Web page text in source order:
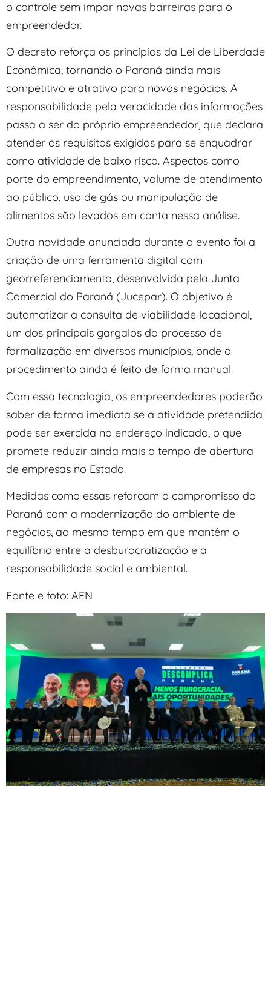
o controle sem impor novas barreiras para o
empreendedor.
O decreto reforça os princípios da Lei de Liberdade
Econômica, tornando o Paraná ainda mais
competitivo e atrativo para novos negócios. A
responsabilidade pela veracidade das informações
passa a ser do próprio empreendedor, que declara
atender os requisitos exigidos para se enquadrar
como atividade de baixo risco. Aspectos como
porte do empreendimento, volume de atendimento
ao público, uso de gás ou manipulação de
alimentos são levados em conta nessa análise.
Outra novidade anunciada durante o evento foi a
criação de uma ferramenta digital com
georreferenciamento, desenvolvida pela Junta
Comercial do Paraná (Jucepar). O objetivo é
automatizar a consulta de viabilidade locacional,
um dos principais gargalos do processo de
formalização em diversos municípios, onde o
procedimento ainda é feito de forma manual.
Com essa tecnologia, os empreendedores poderão
saber de forma imediata se a atividade pretendida
pode ser exercida no endereço indicado, o que
promete reduzir ainda mais o tempo de abertura
de empresas no Estado.
Medidas como essas reforçam o compromisso do
Paraná com a modernização do ambiente de
negócios, ao mesmo tempo em que mantêm o
equilíbrio entre a desburocratização e a
responsabilidade social e ambiental.
Fonte e foto: AEN